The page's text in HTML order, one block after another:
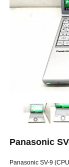
Panasonic
Panasonic SV-9